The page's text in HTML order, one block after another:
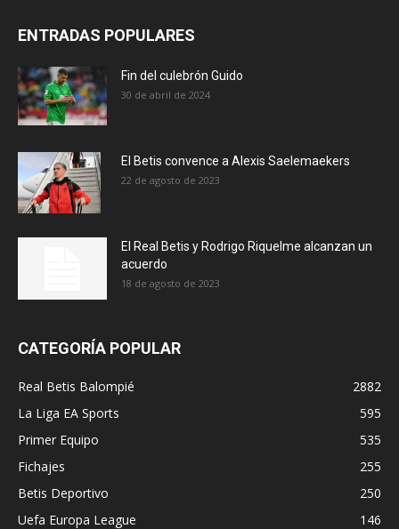
ENTRADAS POPULARES
Fin del culebrón Guido
30 de abril de 2024
El Betis convence a Alexis Saelemaekers
22 de agosto de 2023
El Real Betis y Rodrigo Riquelme alcanzan un
acuerdo
18 de agosto de 2023
CATEGORÍA POPULAR
Real Betis Balompié
2882
La Liga EA Sports
595
Primer Equipo
535
Fichajes
255
Betis Deportivo
250
Uefa Europa League
146